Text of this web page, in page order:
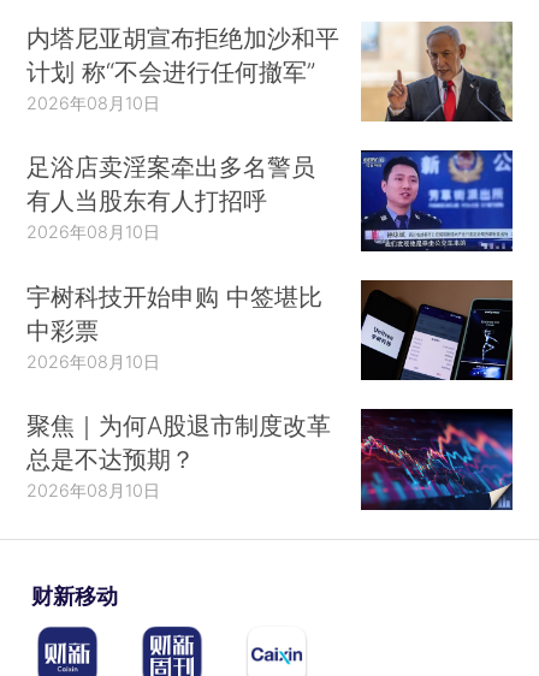
内塔尼亚胡宣布拒绝加沙和平
计划 称“不会进行任何撤军”
2026年08月10日
足浴店卖淫案牵出多名警员
有人当股东有人打招呼
2026年08月10日
宇树科技开始申购 中签堪比
中彩票
2026年08月10日
聚焦｜为何A股退市制度改革
总是不达预期？
2026年08月10日
财新移动